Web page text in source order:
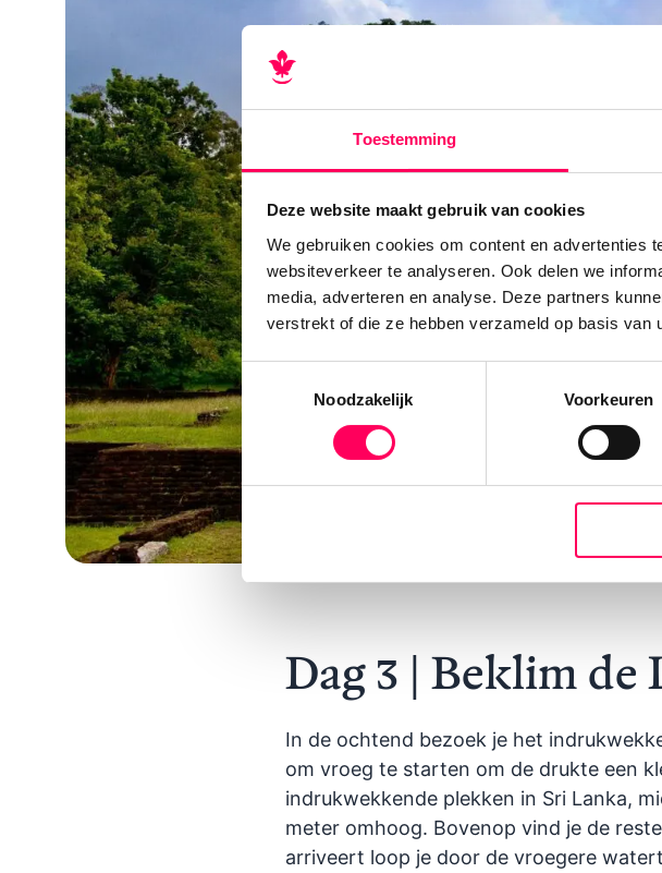
Toestemming
Deze website maakt gebruik van cookies
We gebruiken cookies om content en advertenties
websiteverkeer te analyseren. Ook delen we
media, adverteren en analyse. Deze partners
verstrekt of die ze hebben verzameld op basis van
Toestemmingsselectie
Noodzakelijk
Voorkeuren
Dag 3 | Beklim de
In de ochtend bezoek je het
om vroeg te starten om de drukte een
indrukwekkende plekken in Sri Lanka,
meter omhoog. Bovenop vind je de
arriveert loop je door de vroegere